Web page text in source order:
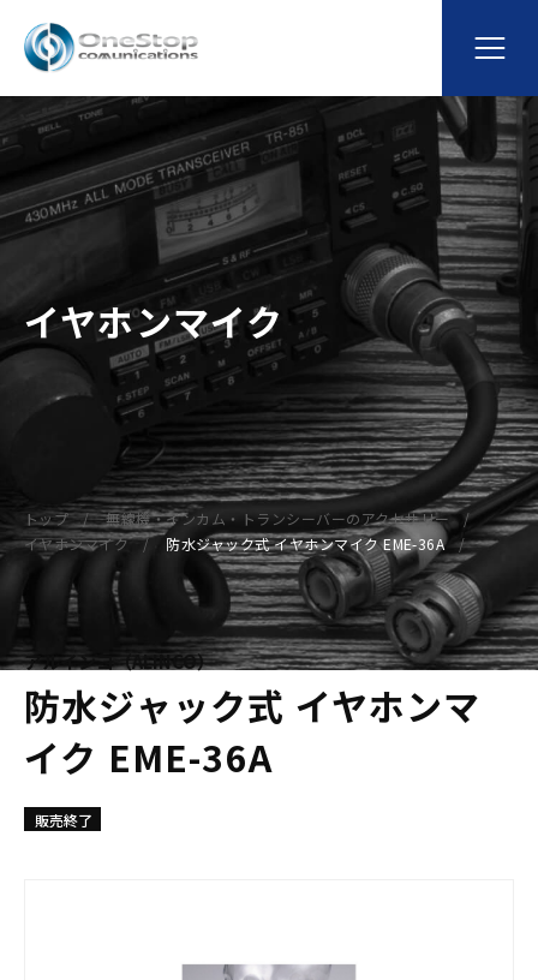
イヤホンマイク
トップ
無線機・インカム・トランシーバーのアクセサリー
イヤホンマイク
防水ジャック式 イヤホンマイク EME-36A
アルインコ（ALINCO）
防水ジャック式 イヤホンマ
イク EME-36A
販売終了